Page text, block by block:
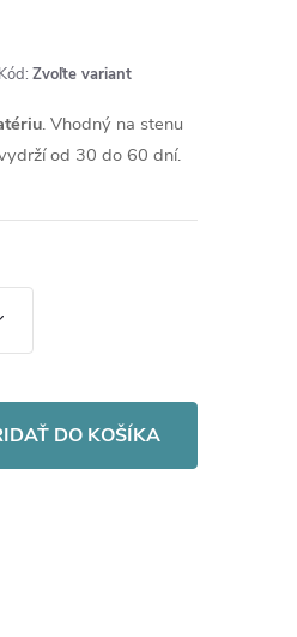
Kód: Zvoľte variant
. Vhodný na stenu
od 30 do 60 dní.
DO KOŠÍKA